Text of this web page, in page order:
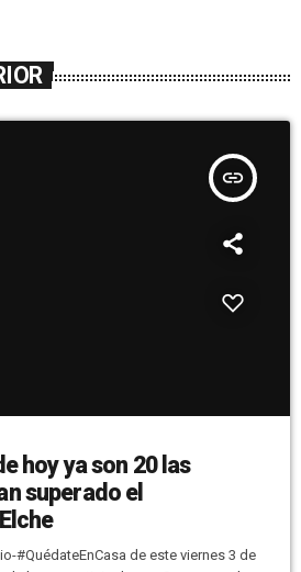
insert_link
hoy ya son 20 las
superado el
#QuédateEnCasa de este viernes 3 de